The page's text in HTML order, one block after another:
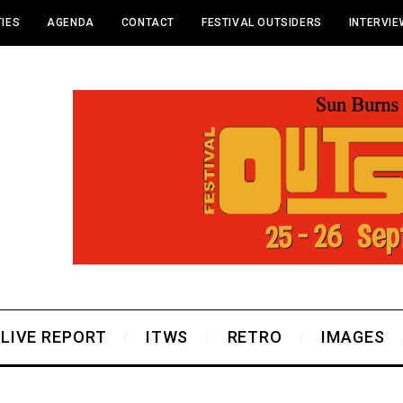
AGENDA CONTACT FESTIVAL OUTSIDERS
LIVE REPORT ITWS RETRO IMAGES